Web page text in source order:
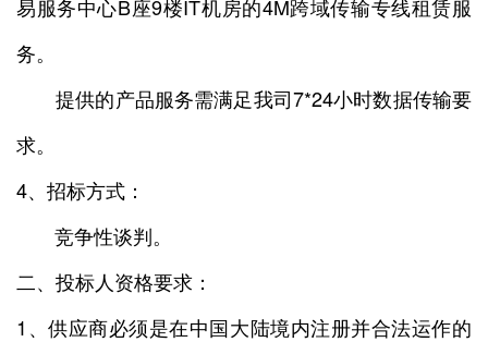
易服务中心B座9楼IT机房的4M跨域传输专线租赁服
务。
提供的产品服务需满足我司7*24小时数据传输要
求。
4、招标方式：
竞争性谈判。
二、投标人资格要求：
1、供应商必须是在中国大陆境内注册并合法运作的